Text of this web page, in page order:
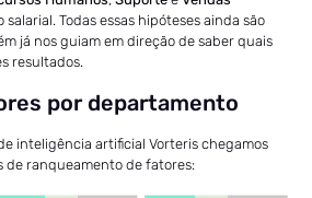
Todas essas hipóteses ainda são
já nos guiam em direção de saber quais
resultados.
por departamento
inteligência artificial Vorteris chegamos
de ranqueamento de fatores: